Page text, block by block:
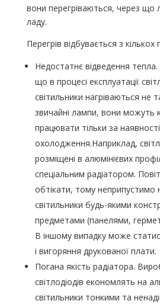
вони перегріваються, через що
ладу.
Перегрів відбувається з кількох
Недостатнє відведення
що в процесі експлуатації
світильники нагріваються не
звичайні лампи, вони можуть
працювати тільки за
охолодження.Наприклад,
розміщені в алюмінієвих
спеціальним радіатором.
обтікати, тому неприпустимо
світильники будь-якими
предметами (панелями,
В іншому випадку може
і вигоряння друкованої плати.
Погана якість радіатора.
світлодіодів економлять на
світильники тонкими та